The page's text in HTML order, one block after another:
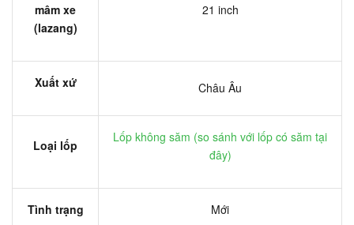
mâm xe
(lazang)
21 inch
Xuất xứ Châu Âu
Loại lốp
Lốp không săm (so sánh với lốp có săm tại
đây)
Tình trạng Mới